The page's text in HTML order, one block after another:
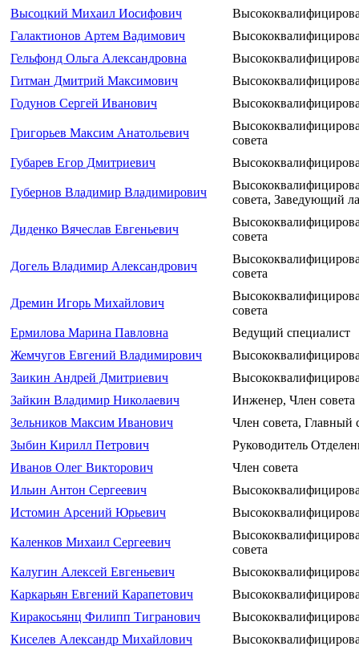
Высоцкий Михаил Иосифович
Галактионов Артем Вадимович
Гельфонд Ольга Александровна
Гитман Дмитрий Максимович
Годунов Сергей Иванович
Григорьев Максим Анатольевич
совета
Губарев Егор Дмитриевич
Губернов Владимир Владимирович
совета, Заведующий
Диденко Вячеслав Евгеньевич
совета
Догель Владимир Александрович
совета
Дремин Игорь Михайлович
совета
Ермилова Марина Павловна
Ведущий специалист
Жемчугов Евгений Владимирович
Заикин Андрей Дмитриевич
Зайкин Владимир Николаевич
Инженер, Член совета
Зельников Максим Иванович
Член совета, Главный
Зыбин Кирилл Петрович
Руководитель
Иванов Олег Викторович
Член совета
Ильин Антон Сергеевич
Истомин Арсений Юрьевич
Каленков Михаил Сергеевич
совета
Калугин Алексей Евгеньевич
Каркарьян Евгений Карапетович
Киракосьянц Филипп Тигранович
Киселев Александр Михайлович